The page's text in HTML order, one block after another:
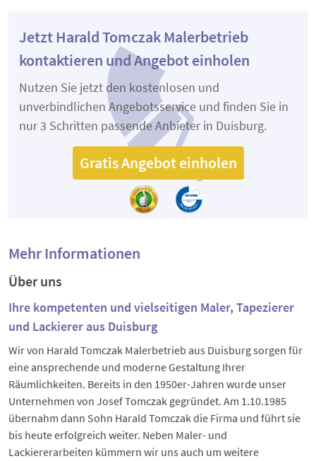
Jetzt Harald Tomczak Malerbetrieb
kontaktieren und Angebot einholen
Nutzen Sie jetzt den kostenlosen und
unverbindlichen Angebotsservice und finden Sie in
nur 3 Schritten passende Anbieter in Duisburg.
Gratis Angebot einholen
Mehr Informationen
Über uns
Ihre kompetenten und vielseitigen Maler, Tapezierer
und Lackierer aus Duisburg
Wir von Harald Tomczak Malerbetrieb aus Duisburg sorgen für
eine ansprechende und moderne Gestaltung Ihrer
Räumlichkeiten. Bereits in den 1950er-Jahren wurde unser
Unternehmen von Josef Tomczak gegründet. Am 1.10.1985
übernahm dann Sohn Harald Tomczak die Firma und führt sie
bis heute erfolgreich weiter. Neben Maler- und
Lackiererarbeiten kümmern wir uns auch um weitere